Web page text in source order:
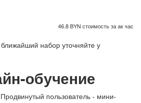
46.8 BYN стоимость за ак час
набор уточняйте у
обучение
пользователь - мини-